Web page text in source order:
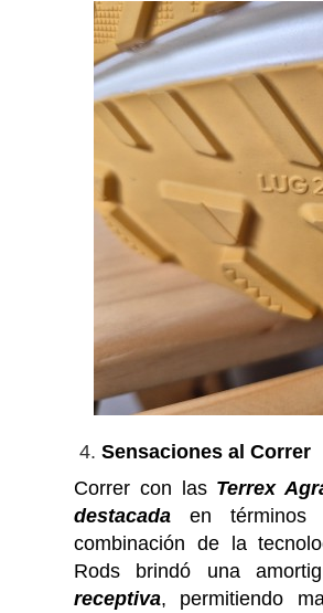
Sensaciones al Correr
Correr con lasTerrex
destacada en
combinación de la
Rods brindó una
receptiva, permitiendo